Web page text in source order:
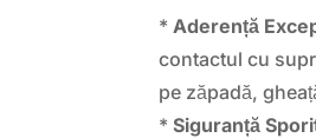
* Aderență
contactul cu
pe zăpadă,
*Siguranță